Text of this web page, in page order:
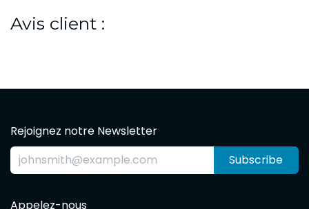
Avis client :
Rejoignez notre Newsletter
Subscribe
Appelez-nous